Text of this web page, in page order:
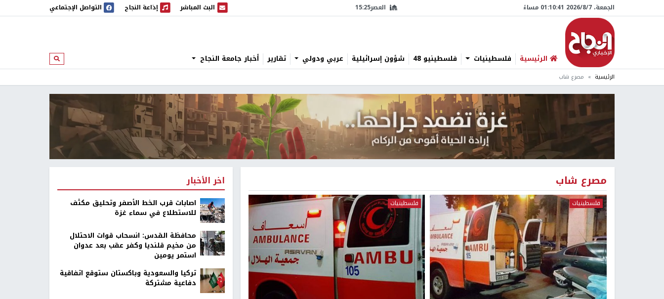
الجمعة، 7/‏8/‏2026 01:10:42 مساءً العصر15:25 البث المباشر
البث المباشر إذاعة النجاح
إذاعة النجاح التواصل الإجتماعي
الرئيسية فلسطينيات فلسطينيو 48 شؤون إسرائيلية عربي ودولي تقارير أخبار جامعة النجاح ابحث
الرئيسية مصرع شاب
مصرع شاب
فلسطينيات فلسطينيات
اخر الأخبار
اصابات قرب الخط الأصفر وتحليق مكثف
للاستطلاع في سماء غزة
محافظة القدس: انسحاب قوات الاحتلال
من مخيم قلنديا وكفر عقب بعد عدوان
استمر يومين
تركيا والسعودية وباكستان ستوقع اتفاقية
دفاعية مشتركة